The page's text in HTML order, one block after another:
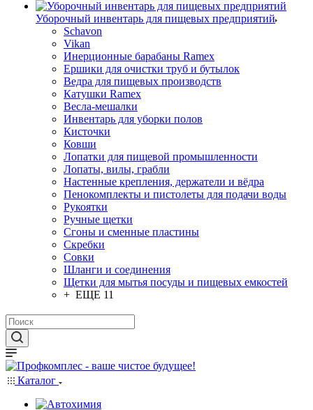
Уборочный инвентарь для пищевых предприятий
Schavon
Vikan
Инерционные барабаны Ramex
Ершики для очистки труб и бутылок
Ведра для пищевых производств
Катушки Ramex
Весла-мешалки
Инвентарь для уборки полов
Кисточки
Ковши
Лопатки для пищевой промышленности
Лопаты, вилы, грабли
Настенные крепления, держатели и вёдра
Пенокомплекты и пистолеты для подачи воды
Рукоятки
Ручные щетки
Сгоны и сменные пластины
Скребки
Совки
Шланги и соединения
Щетки для мытья посуды и пищевых емкостей
+ ЕЩЕ 11
Каталог